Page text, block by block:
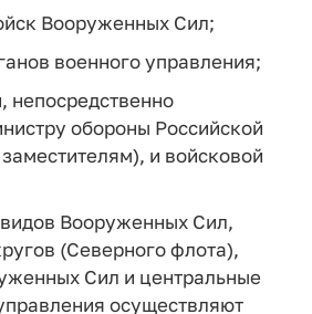
Вооруженных Сил;
военного управления;
непосредственно
обороны Российской
и войсковой
Вооруженных Сил,
(Северного флота),
Сил и центральные
осуществляют